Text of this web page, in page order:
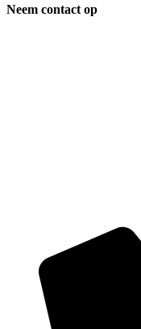
Neem contact op